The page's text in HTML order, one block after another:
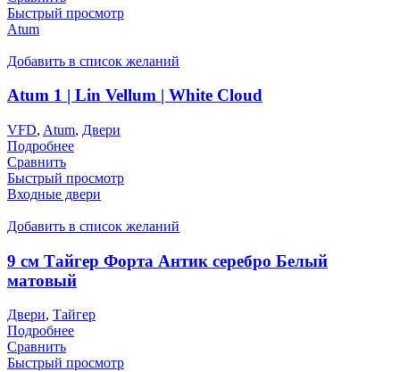
Быстрый просмотр
Atum
Добавить в список желаний
Atum 1 | Lin Vellum | White Cloud
VFD, Atum, Двери
Подробнее
Сравнить
Быстрый просмотр
Входные двери
Добавить в список желаний
9 см Тайгер Форта Антик серебро Белый
матовый
Двери, Тайгер
Подробнее
Сравнить
Быстрый просмотр